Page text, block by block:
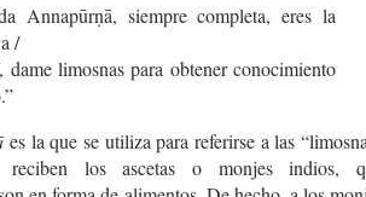
Annapūrṇā, siempre completa, eres la
/
dame limosnas para obtener conocimiento
es la que se utiliza para referirse a las
los ascetas o monjes indios,